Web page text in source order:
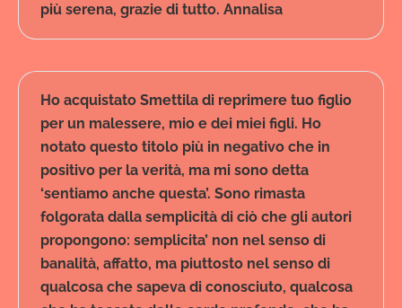
più serena, grazie di tutto. Annalisa
Ho acquistato Smettila di reprimere tuo figlio
per un malessere, mio e dei miei figli. Ho
notato questo titolo più in negativo che in
positivo per la verità, ma mi sono detta
‘sentiamo anche questa’. Sono rimasta
folgorata dalla semplicità di ciò che gli autori
propongono: semplicita’ non nel senso di
banalità, affatto, ma piuttosto nel senso di
qualcosa che sapeva di conosciuto, qualcosa